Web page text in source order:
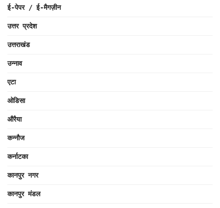
ई-पेपर / ई-मैगज़ीन
उत्तर प्रदेश
उत्तराखंड
उन्नाव
एटा
ओडिसा
औरैया
कन्नौज
कर्नाटका
कानपुर नगर
कानपुर मंडल